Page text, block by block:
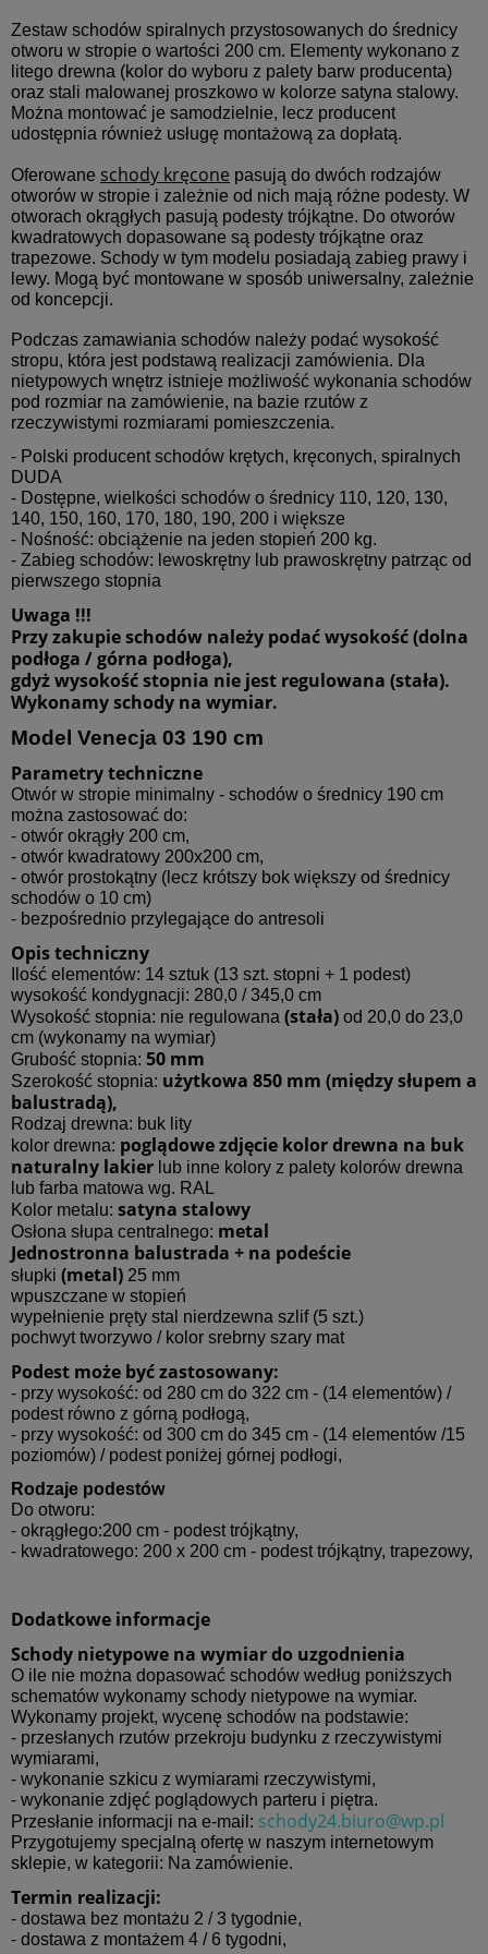
Zestaw schodów spiralnych przystosowanych do średnicy
otworu w stropie o wartości 200 cm. Elementy wykonano z
litego drewna (kolor do wyboru z palety barw producenta)
oraz stali malowanej proszkowo w kolorze satyna stalowy.
Można montować je samodzielnie, lecz producent
udostępnia również usługę montażową za dopłatą.
Oferowane schody kręcone pasują do dwóch rodzajów
otworów w stropie i zależnie od nich mają różne podesty. W
otworach okrągłych pasują podesty trójkątne. Do otworów
kwadratowych dopasowane są podesty trójkątne oraz
trapezowe. Schody w tym modelu posiadają zabieg prawy i
lewy. Mogą być montowane w sposób uniwersalny, zależnie
od koncepcji.
Podczas zamawiania schodów należy podać wysokość
stropu, która jest podstawą realizacji zamówienia. Dla
nietypowych wnętrz istnieje możliwość wykonania schodów
pod rozmiar na zamówienie, na bazie rzutów z
rzeczywistymi rozmiarami pomieszczenia.
- Polski producent schodów krętych, kręconych, spiralnych
DUDA
- Dostępne, wielkości schodów o średnicy 110, 120, 130,
140, 150, 160, 170, 180, 190, 200 i większe
- Nośność: obciążenie na jeden stopień 200 kg.
- Zabieg schodów: lewoskrętny lub prawoskrętny patrząc od
pierwszego stopnia
Uwaga !!!
Przy zakupie schodów należy podać wysokość (dolna
podłoga / górna podłoga),
gdyż wysokość stopnia nie jest regulowana (stała).
Wykonamy schody na wymiar.
Model Venecja 03 190 cm
Parametry techniczne
Otwór w stropie minimalny - schodów o średnicy 190 cm
można zastosować do:
- otwór okrągły 200 cm,
- otwór kwadratowy 200x200 cm,
- otwór prostokątny (lecz krótszy bok większy od średnicy
schodów o 10 cm)
- bezpośrednio przylegające do antresoli
Opis techniczny
Ilość elementów: 14 sztuk (13 szt. stopni + 1 podest)
wysokość kondygnacji: 280,0 / 345,0 cm
Wysokość stopnia: nie regulowana (stała) od 20,0 do 23,0
cm (wykonamy na wymiar)
Grubość stopnia: 50 mm
Szerokość stopnia: użytkowa 850 mm (między słupem a
balustradą),
Rodzaj drewna: buk lity
kolor drewna: poglądowe zdjęcie kolor drewna na buk
naturalny lakier lub inne kolory z palety kolorów drewna
lub farba matowa wg. RAL
Kolor metalu: satyna stalowy
Osłona słupa centralnego: metal
Jednostronna balustrada + na podeście
słupki (metal) 25 mm
wpuszczane w stopień
wypełnienie pręty stal nierdzewna szlif (5 szt.)
pochwyt tworzywo / kolor srebrny szary mat
Podest może być zastosowany:
- przy wysokość: od 280 cm do 322 cm - (14 elementów) /
podest równo z górną podłogą,
- przy wysokość: od 300 cm do 345 cm - (14 elementów /15
poziomów) / podest poniżej górnej podłogi,
Rodzaje podestów
Do otworu:
- okrągłego:200 cm - podest trójkątny,
- kwadratowego: 200 x 200 cm - podest trójkątny, trapezowy,
Dodatkowe informacje
Schody nietypowe na wymiar do uzgodnienia
O ile nie można dopasować schodów według poniższych
schematów wykonamy schody nietypowe na wymiar.
Wykonamy projekt, wycenę schodów na podstawie:
- przesłanych rzutów przekroju budynku z rzeczywistymi
wymiarami,
- wykonanie szkicu z wymiarami rzeczywistymi,
- wykonanie zdjęć poglądowych parteru i piętra.
Przesłanie informacji na e-mail: schody24.biuro@wp.pl
Przygotujemy specjalną ofertę w naszym internetowym
sklepie, w kategorii: Na zamówienie.
Termin realizacji:
- dostawa bez montażu 2 / 3 tygodnie,
- dostawa z montażem 4 / 6 tygodni,